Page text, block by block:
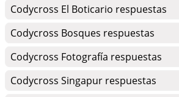
Codycross El Boticario respuestas
Codycross Bosques respuestas
Codycross Fotografía respuestas
Codycross Singapur respuestas